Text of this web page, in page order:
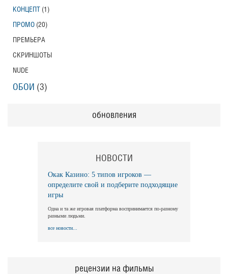
КОНЦЕПТ (1)
ПРОМО (20)
ПРЕМЬЕРА
СКРИНШОТЫ
NUDE
ОБОИ (3)
обновления
НОВОСТИ
Окак Казино: 5 типов игроков —
определите свой и подберите подходящие
игры
Одна и та же игровая платформа воспринимается по-разному
разными людьми.
все новости...
рецензии на фильмы